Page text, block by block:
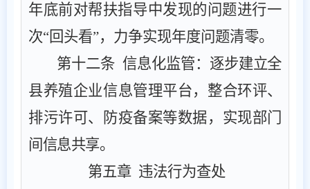
年底前对帮扶指导中发现的问题进行一
次“回头看”，力争实现年度问题清零。
第十二条 ‌‌信息化监管‌： 逐步建立全
县养殖企业信息管理平台，整合环评、
排污许可、防疫备案等数据，实现部门
间信息共享。
第五章 违法行为查处